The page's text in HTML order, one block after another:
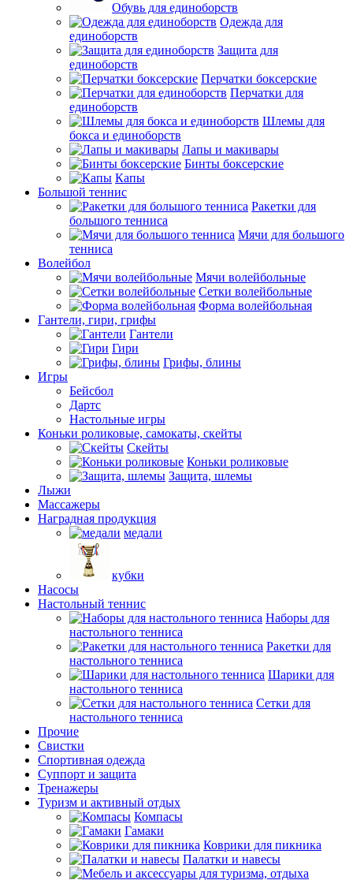
Обувь для единоборств
Одежда для
единоборств
Защита для
единоборств
Перчатки боксерские
Перчатки для
единоборств
Шлемы для
бокса и единоборств
Лапы и макивары
Бинты боксерские
Капы
Большой теннис
Ракетки для
большого тенниса
Мячи для большого
тенниса
Волейбол
Мячи волейбольные
Сетки волейбольные
Форма волейбольная
Гантели, гири, грифы
Гантели
Гири
Грифы, блины
Игры
Бейсбол
Дартс
Настольные игры
Коньки роликовые, самокаты, скейты
Скейты
Коньки роликовые
Защита, шлемы
Лыжи
Массажеры
Наградная продукция
медали
кубки
Насосы
Настольный теннис
Наборы для
настольного тенниса
Ракетки для
настольного тенниса
Шарики для
настольного тенниса
Сетки для
настольного тенниса
Прочие
Свистки
Спортивная одежда
Суппорт и защита
Тренажеры
Туризм и активный отдых
Компасы
Гамаки
Коврики для пикника
Палатки и навесы